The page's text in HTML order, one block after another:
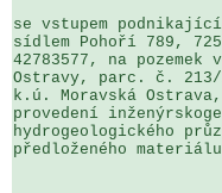
se vstupem
sídlem Pohoří 789,
42783577, na
Ostravy, parc. č.
k.ú. Moravská
provedení
hydrogeologického
předloženého materiálu